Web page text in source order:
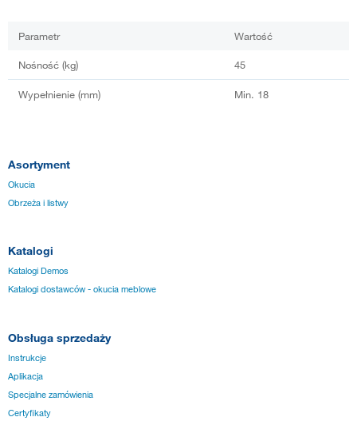
Parametr Wartość
Nośność (kg) 45
Wypełnienie (mm) Min. 18
Asortyment
Okucia
Obrzeża i listwy
Katalogi
Katalogi Demos
Katalogi dostawców - okucia meblowe
Obsługa sprzedaży
Instrukcje
Aplikacja
Specjalne zamówienia
Certyfikaty